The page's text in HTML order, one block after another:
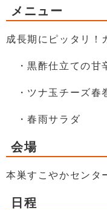
メニュー
成長期にピッタリ！
・黒酢仕立ての甘
・ツナ玉チーズ春
・春雨サラダ
会場
本巣すこやかセン
日程